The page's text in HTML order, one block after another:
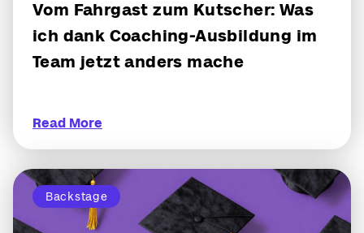
Vom Fahrgast zum Kutscher: Was
ich dank Coaching-Ausbildung im
Team jetzt anders mache
Read More
Backstage